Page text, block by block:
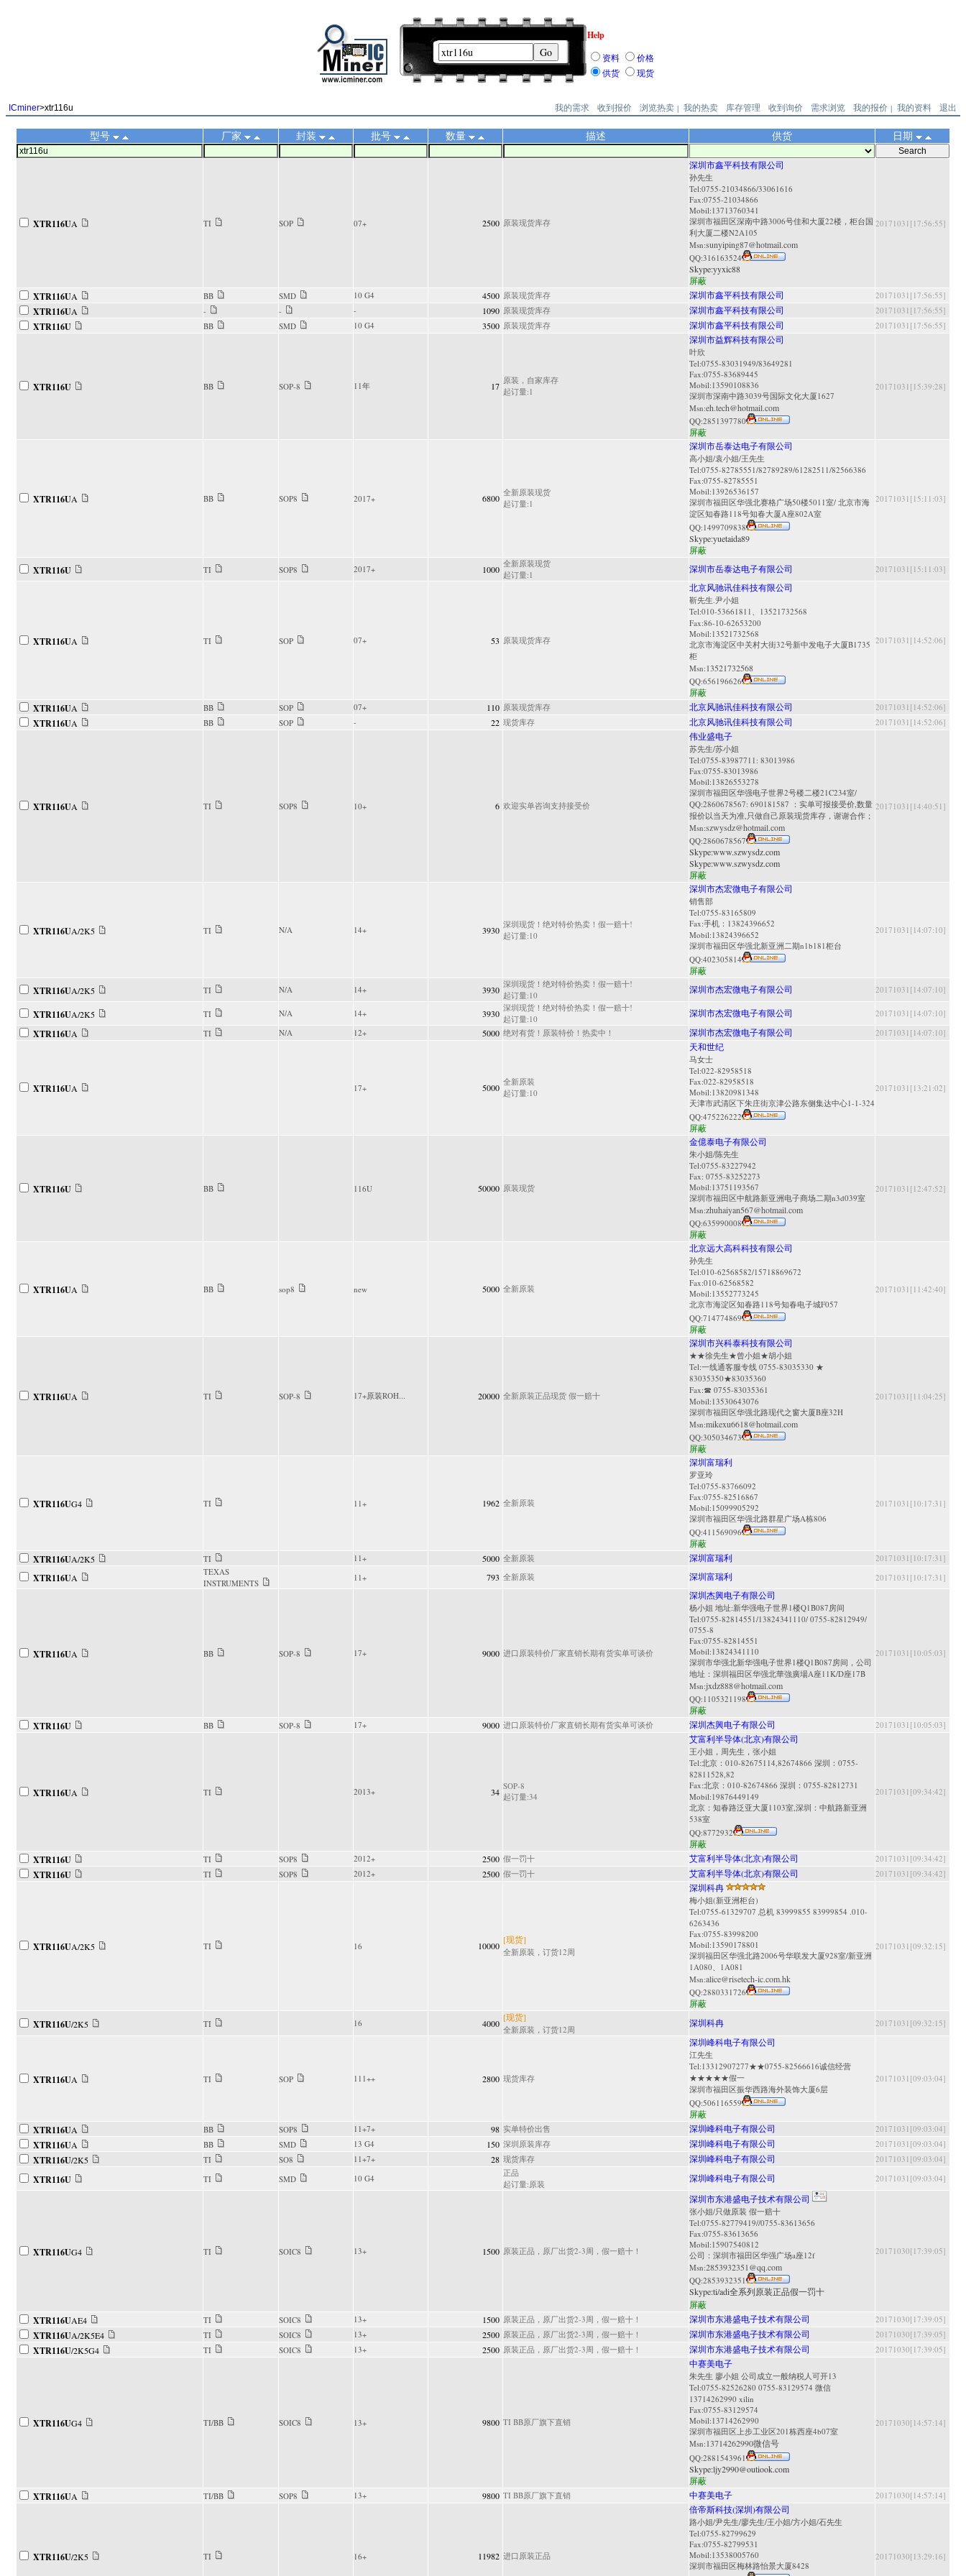
Help
资料
价格
供货
现货
ICminer>xtr116u 我的需求 收到报价 浏览热卖 | 我的热卖 库存管理 收到询价 需求浏览 我的报价 | 我的资料 退出
型号 厂家 封装 批号 数量 描述 供货 日期
XTR116UA TI SOP 07+ 2500 原装现货库存
深圳市鑫平科技有限公司
孙先生
Tel:0755-21034866/33061616
Fax:0755-21034866
Mobil:13713760341
深圳市福田区深南中路3006号佳和大厦22楼，柜台国
利大厦二楼N2A105
Msn:sunyiping87@hotmail.com
QQ:316163524
Skype:yyxic88
屏蔽
20171031[17:56:55]
XTR116UA BB SMD 10 G4 4500 原装现货库存 深圳市鑫平科技有限公司 20171031[17:56:55]
XTR116UA - - - 1090 原装现货库存 深圳市鑫平科技有限公司 20171031[17:56:55]
XTR116U BB SMD 10 G4 3500 原装现货库存 深圳市鑫平科技有限公司 20171031[17:56:55]
XTR116U BB SOP-8 11年 17
原装，自家库存
起订量:1
深圳市益辉科技有限公司
叶欣
Tel:0755-83031949/83649281
Fax:0755-83689445
Mobil:13590108836
深圳市深南中路3039号国际文化大厦1627
Msn:eh.tech@hotmail.com
QQ:2851397780
屏蔽
20171031[15:39:28]
XTR116UA BB SOP8 2017+ 6800
全新原装现货
起订量:1
深圳市岳泰达电子有限公司
高小姐/袁小姐/王先生
Tel:0755-82785551/82789289/61282511/82566386
Fax:0755-82785551
Mobil:13926536157
深圳市福田区华强北赛格广场50楼5011室/ 北京市海
淀区知春路118号知春大厦A座802A室
QQ: 1499709838
Skype:yuetaida89
屏蔽
20171031[15:11:03]
XTR116U TI SOP8 2017+ 1000
全新原装现货
起订量:1
深圳市岳泰达电子有限公司 20171031[15:11:03]
XTR116UA TI SOP 07+ 53 原装现货库存
北京风驰讯佳科技有限公司
靳先生.尹小姐
Tel:010-53661811、13521732568
Fax:86-10-62653200
Mobil:13521732568
北京市海淀区中关村大街32号新中发电子大厦B1735
柜
Msn: 13521732568
QQ:656196626
屏蔽
20171031[14:52:06]
XTR116UA BB SOP 07+ 110 原装现货库存 北京风驰讯佳科技有限公司 20171031[14:52:06]
XTR116UA BB SOP - 22 现货库存 北京风驰讯佳科技有限公司 20171031[14:52:06]
XTR116UA TI SOP8 10+ 6 欢迎实单咨询支持接受价
伟业盛电子
苏先生/苏小姐
Tel:0755-83987711: 83013986
Fax:0755-83013986
Mobil:13826553278
深圳市福田区华强电子世界2号楼二楼21C234室/
QQ:2860678567: 690181587 ：实单可报接受价,数量
报价以当天为准,只做自己原装现货库存，谢谢合作；
Msn:szwysdz@hotmail.com
QQ:2860678567
Skype:www.szwysdz.com
Skype:www.szwysdz.com
屏蔽
20171031[14:40:51]
XTR116UA/2K5 TI N/A 14+ 3930
深圳现货！绝对特价热卖！假一赔十!
起订量:10
深圳市杰宏微电子有限公司
销售部
Tel:0755-83165809
Fax:手机：13824396652
Mobil:13824396652
深圳市福田区华强北新亚洲二期n1b181柜台
QQ:402305814
屏蔽
20171031[14:07:10]
XTR116UA/2K5 TI N/A 14+ 3930
深圳现货！绝对特价热卖！假一赔十!
起订量:10
深圳市杰宏微电子有限公司 20171031[14:07:10]
XTR116UA/2K5 TI N/A 14+ 3930
深圳现货！绝对特价热卖！假一赔十!
起订量:10
深圳市杰宏微电子有限公司 20171031[14:07:10]
XTR116UA TI N/A 12+ 5000 绝对有货！原装特价！热卖中！ 深圳市杰宏微电子有限公司 20171031[14:07:10]
XTR116UA 17+ 5000
全新原装
起订量:10
天和世纪
马女士
Tel:022-82958518
Fax:022-82958518
Mobil:13820981348
天津市武清区下朱庄街京津公路东侧集达中心1-1-324
QQ:475226222
屏蔽
20171031[13:21:02]
XTR116U BB 116U 50000 原装现货
金億泰电子有限公司
朱小姐/陈先生
Tel:0755-83227942
Fax: 0755-83252273
Mobil:13751193567
深圳市福田区中航路新亚洲电子商场二期n3d039室
Msn:zhuhaiyan567@hotmail.com
QQ:635990008
屏蔽
20171031[12:47:52]
XTR116UA BB sop8 new 5000 全新原装
北京远大高科科技有限公司
孙先生
Tel:010-62568582/15718869672
Fax:010-62568582
Mobil:13552773245
北京市海淀区知春路118号知春电子城F057
QQ:714774869
屏蔽
20171031[11:42:40]
XTR116UA TI SOP-8 17+原装ROH... 20000 全新原装正品现货 假一赔十
深圳市兴科泰科技有限公司
★★徐先生★曾小姐★胡小姐
Tel:一线通客服专线 0755-83035330 ★
83035350★83035360
Fax:☎ 0755-83035361
Mobil:13530643076
深圳市福田区华强北路现代之窗大厦B座32H
Msn:mikexu6618@hotmail.com
QQ:305034673
屏蔽
20171031[11:04:25]
XTR116UG4 TI 11+ 1962 全新原装
深圳富瑞利
罗亚玲
Tel:0755-83766092
Fax:0755-82516867
Mobil:15099905292
深圳市福田区华强北路群星广场A栋806
QQ:411569096
屏蔽
20171031[10:17:31]
XTR116UA/2K5 TI 11+ 5000 全新原装 深圳富瑞利 20171031[10:17:31]
XTR116UA
TEXAS
INSTRUMENTS
11+ 793 全新原装 深圳富瑞利 20171031[10:17:31]
XTR116UA BB SOP-8 17+ 9000 进口原装特价厂家直销长期有货实单可谈价
深圳杰興电子有限公司
杨小姐 地址:新华强电子世界1楼Q1B087房间
Tel:0755-82814551/13824341110/ 0755-82812949/
0755-8
Fax:0755-82814551
Mobil:13824341110
深圳市华强北新华强电子世界1楼Q1B087房间，公司
地址：深圳福田区华强北華強廣場A座11K/D座17B
Msn:jxdz888@hotmail.com
QQ: 1105321198
屏蔽
20171031[10:05:03]
XTR116U BB SOP-8 17+ 9000 进口原装特价厂家直销长期有货实单可谈价 深圳杰興电子有限公司 20171031[10:05:03]
XTR116UA TI 2013+ 34
SOP-8
起订量:34
艾富利半导体(北京)有限公司
王小姐，周先生，张小姐
Tel:北京：010-82675114,82674866 深圳：0755-
82811528,82
Fax:北京：010-82674866 深圳：0755-82812731
Mobil:19876449149
北京：知春路泛亚大厦1103室,深圳：中航路新亚洲
538室
QQ:8772932
屏蔽
20171031[09:34:42]
XTR116U TI SOP8 2012+ 2500 假一罚十 艾富利半导体(北京)有限公司 20171031[09:34:42]
XTR116U TI SOP8 2012+ 2500 假一罚十 艾富利半导体(北京)有限公司 20171031[09:34:42]
XTR116UA/2K5 TI 16 10000
[现货]
全新原装，订货12周
深圳科冉
梅小姐(新亚洲柜台)
Tel:0755-61329707 总机 83999855 83999854 .010-
6263436
Fax:0755-83998200
Mobil:13590178801
深圳福田区华强北路2006号华联发大厦928室/新亚洲
1A080、1A081
Msn:alice@risetech-ic.com.hk
QQ:2880331726
屏蔽
20171031[09:32:15]
XTR116U/2K5 TI 16 4000
[现货]
全新原装，订货12周
深圳科冉 20171031[09:32:15]
XTR116UA TI SOP 111++ 2800 现货库存
深圳峰科电子有限公司
江先生
Tel:13312907277★★0755-82566616诚信经营
★★★★★假一
深圳市福田区振华西路海外装饰大厦6层
QQ:506116559
屏蔽
20171031[09:03:04]
XTR116UA BB SOP8 11+7+ 98 实单特价出售 深圳峰科电子有限公司 20171031[09:03:04]
XTR116UA BB SMD 13 G4 150 深圳原装库存 深圳峰科电子有限公司 20171031[09:03:04]
XTR116U/2K5 TI SO8 11+7+ 28 现货库存 深圳峰科电子有限公司 20171031[09:03:04]
XTR116U TI SMD 10 G4
正品
起订量:原装
深圳峰科电子有限公司 20171031[09:03:04]
XTR116UG4 TI SOIC8 13+ 1500 原装正品，原厂出货2-3周，假一赔十！
深圳市东港盛电子技术有限公司
张小姐/只做原装 假一赔十
Tel:0755-82779419//0755-83613656
Fax:0755-83613656
Mobil:15907540812
公司：深圳市福田区华强广场a座12f
Msn:2853932351@qq.com
QQ:2853932351
Skype:ti/adi全系列原装正品假一罚十
屏蔽
20171030[17:39:05]
XTR116UAE4 TI SOIC8 13+ 1500 原装正品，原厂出货2-3周，假一赔十！ 深圳市东港盛电子技术有限公司 20171030[17:39:05]
XTR116UA/2K5E4 TI SOIC8 13+ 2500 原装正品，原厂出货2-3周，假一赔十！ 深圳市东港盛电子技术有限公司 20171030[17:39:05]
XTR116U/2K5G4 TI SOIC8 13+ 2500 原装正品，原厂出货2-3周，假一赔十！ 深圳市东港盛电子技术有限公司 20171030[17:39:05]
XTR116UG4 TI/BB SOIC8 13+ 9800 TI BB原厂旗下直销
中赛美电子
朱先生 廖小姐 公司成立一般纳税人可开13
Tel:0755-82526280 0755-83129574 微信
13714262990 xilin
Fax:0755-83129574
Mobil:13714262990
深圳市福田区上步工业区201栋西座4b07室
Msn: 13714262990微信号
QQ:2881543961
Skype:ljy2990@outiook.com
屏蔽
20171030[14:57:14]
XTR116UA TI/BB SOP8 13+ 9800 TI BB原厂旗下直销 中赛美电子 20171030[14:57:14]
XTR116U/2K5 TI 16+ 11982 进口原装正品
倍帝斯科技(深圳)有限公司
路小姐/尹先生/廖先生/王小姐/方小姐/石先生
Tel:0755-82799629
Fax:0755-82799531
Mobil:13538005760
深圳市福田区梅林路怡景大厦8428
20171030[13:29:16]